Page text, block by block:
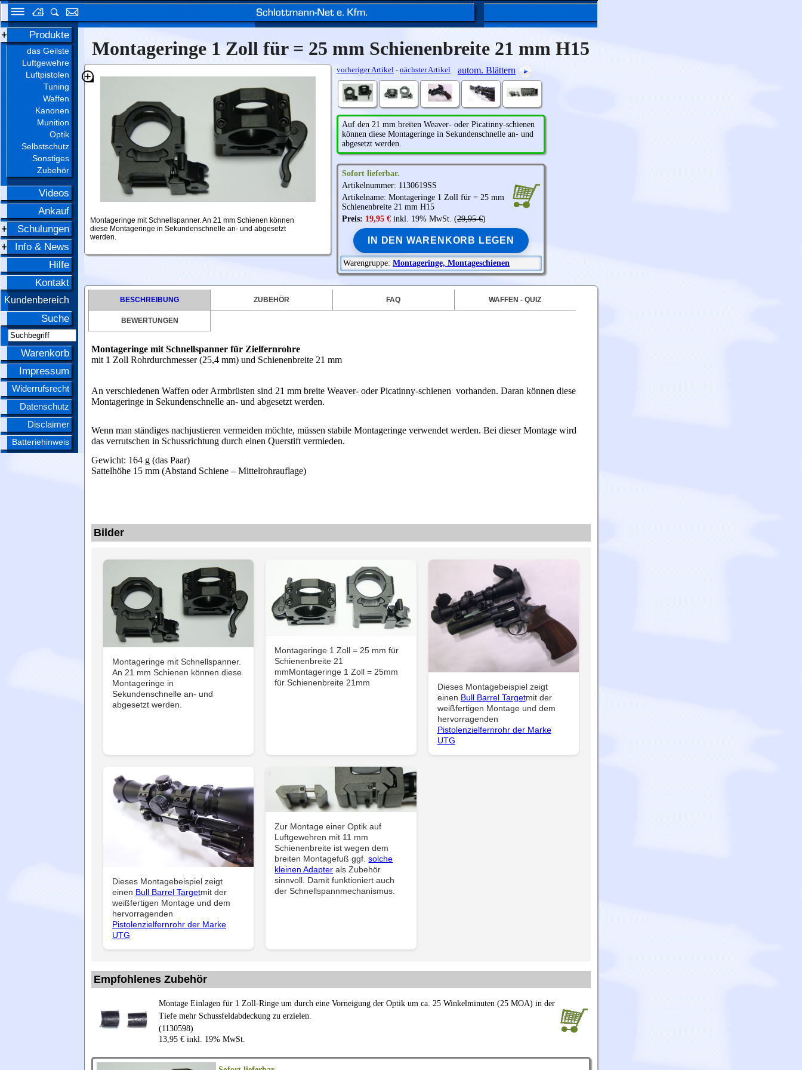
Produkte
das Geilste
Luftgewehre
Luftpistolen
Tuning
Waffen
Kanonen
Munition
Optik
Selbstschutz
Sonstiges
Zubehör
Videos
Ankauf
Schulungen
Info & News
Hilfe
Kontakt
Kundenbereich
Suche
Warenkorb
Impressum
Widerrufsrecht
Datenschutz
Disclaimer
Batteriehinweis
Montageringe 1 Zoll für = 25 mm Schienenbreite 21 mm H15
Montageringe mit Schnellspanner. An 21 mm Schienen können
diese Montageringe in Sekundenschnelle an- und abgesetzt
werden.
vorheriger Artikel - nächster Artikel autom. Blättern
Auf den 21 mm breiten Weaver- oder Picatinny-schienen
können diese Montageringe in Sekundenschnelle an- und
abgesetzt werden.
Sofort lieferbar.
Artikelnummer: 1130619SS
Artikelname: Montageringe 1 Zoll für = 25 mm
Schienenbreite 21 mm H15
Preis: 19,95 € inkl. 19% MwSt. (29,95 €)
IN DEN WARENKORB LEGEN
Warengruppe: Montageringe, Montageschienen
BESCHREIBUNG ZUBEHÖR FAQ WAFFEN - QUIZ
BEWERTUNGEN
Montageringe mit Schnellspanner für Zielfernrohre
mit 1 Zoll Rohrdurchmesser (25,4 mm) und Schienenbreite 21 mm
An verschiedenen Waffen oder Armbrüsten sind 21 mm breite Weaver- oder Picatinny-schienen vorhanden. Daran können diese
Montageringe in Sekundenschnelle an- und abgesetzt werden.
Wenn man ständiges nachjustieren vermeiden möchte, müssen stabile Montageringe verwendet werden. Bei dieser Montage wird
das verrutschen in Schussrichtung durch einen Querstift vermieden.
Gewicht: 164 g (das Paar)
Sattelhöhe 15 mm (Abstand Schiene – Mittelrohrauflage)
Bilder
Montageringe mit Schnellspanner.
An 21 mm Schienen können diese
Montageringe in
Sekundenschnelle an- und
abgesetzt werden.
Montageringe 1 Zoll = 25 mm für
Schienenbreite 21
mmMontageringe 1 Zoll = 25mm
für Schienenbreite 21mm
Dieses Montagebeispiel zeigt
einen Bull Barrel Targetmit der
weißfertigen Montage und dem
hervorragenden
Pistolenzielfernrohr der Marke
UTG
Dieses Montagebeispiel zeigt
einen Bull Barrel Targetmit der
weißfertigen Montage und dem
hervorragenden
Pistolenzielfernrohr der Marke
UTG
Zur Montage einer Optik auf
Luftgewehren mit 11 mm
Schienenbreite ist wegen dem
breiten Montagefuß ggf.solche
kleinen Adapter als Zubehör
sinnvoll. Damit funktioniert auch
der Schnellspannmechanismus.
Empfohlenes Zubehör
Montage Einlagen für 1 Zoll-Ringe um durch eine Vorneigung der Optik um ca. 25 Winkelminuten (25 MOA) in der
Tiefe mehr Schussfeldabdeckung zu erzielen.
(1130598)
13,95 € inkl. 19% MwSt.